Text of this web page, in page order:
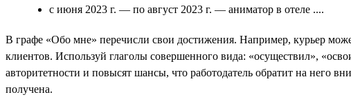
с июня 2023 г. — по август 2023 г. — аниматор в отеле ....
В графе «Обо мне» перечисли свои достижения. Например, курьер
клиентов. Используй глаголы совершенного вида: «осуществил»,
авторитетности и повысят шансы, что работодатель обратит на него
получена.